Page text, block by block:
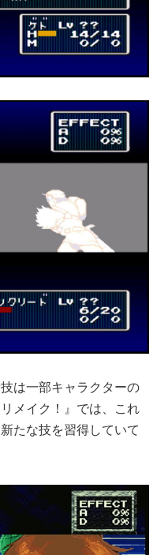
は一部キャラクターの
メイク！』では、これ
たな技を習得していて